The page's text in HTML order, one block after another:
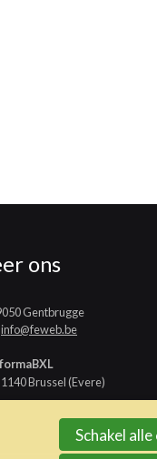
ons
Gentbrugge
info@feweb.be
Brussel (Evere)
Schakel